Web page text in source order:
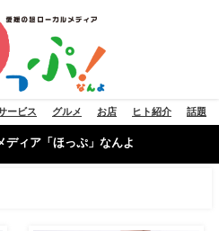
ービス グルメ お店 ヒト紹介 話題
ディア「ほっぷ」なんよ